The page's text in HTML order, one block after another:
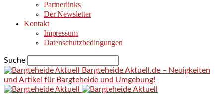
Partnerlinks
Der Newsletter
Kontakt
Impressum
Datenschutzbedingungen
Suche
Bargteheide Aktuell.de – Neuigkeiten
und Artikel für Bargteheide und Umgebung!